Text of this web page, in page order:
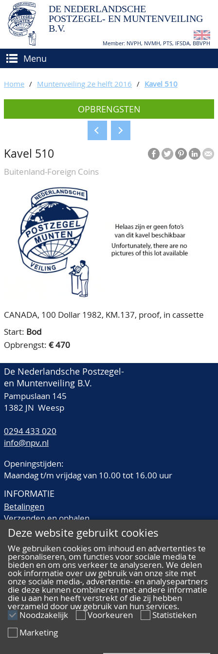
DE NEDERLANDSCHE
POSTZEGEL- EN MUNTENVEILING
B.V.
Member: NVPH, NVMH, PTS, IFSDA, BBVPH
Menu
(VER)KOPEN
Hoe verkopen?
Voorwaarden
BIEDEN
CATALOGI/OPBRENGSTEN
KEURINGSDIENST
AGENDA
OVER ONS
Ons Team
80 jarig bestaan
CONTACT
ACCOUNT
Home / Muntenveiling 2e helft 2016 / Kavel 510
OPBRENGSTEN
Kavel 510
Buitenland-Foreign Coins
CANADA, 100 Dollar 1982, KM.137, proof, in cassette
Start: Bod
Opbrengst: € 470
De Nederlandsche Postzegel-
en Muntenveiling B.V.
Pampuslaan 145
1382 JN Weesp
0294 433 020
info@npv.nl
Openingstijden:
Maandag t/m vrijdag van 10.00 tot 16.00 uur
INFORMATIE
Betalingen
Verzenden en ophalen
Veilingtermen
Kwaliteitsomschrijvingen
Veelgestelde vragen
ALGEMEEN
Algemene voorwaarden
Deze website gebruikt cookies
We gebruiken cookies om inhoud en advertenties te
personaliseren, om functies voor sociale media te
bieden en om ons verkeer te analyseren. We delen
ook informatie over uw gebruik van onze site met
onze sociale media-, advertentie- en analysepartners
die deze kunnen combineren met andere informatie
die u aan hen heeft verstrekt of die zij hebben
verzameld door uw gebruik van hun services.
Noodzakelijk Voorkeuren
Statistieken
Marketing